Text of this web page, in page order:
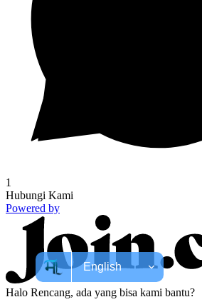
1
Hubungi Kami
Powered by
Halo Rencang, ada yang bisa kami bantu?